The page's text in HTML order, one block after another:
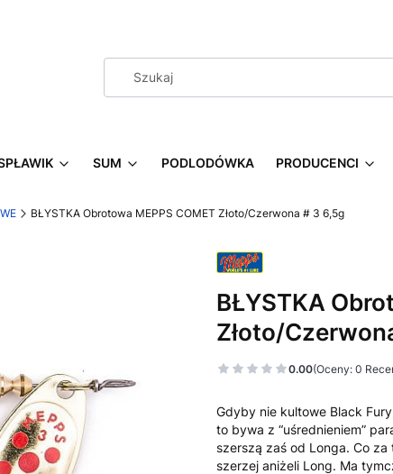
SUM PODLODÓWKA PRODUCENCI
BŁYSTKA Obrotowa MEPPS COMET Złoto/Czerwona # 3 6,5g
BŁYSTKA
Złoto/
0.00(Oceny: 0
Gdyby nie kultowe Black Fury
to bywa z “uśrednieniem”
szerszą zaś od Longa. Co
szerzej aniżeli Long. Ma